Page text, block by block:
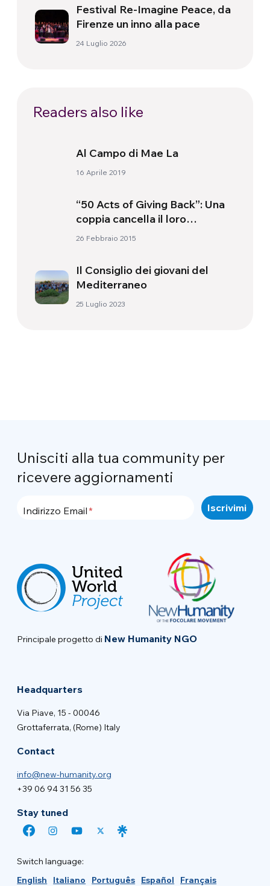
Festival Re-Imagine Peace, da
Firenze un inno alla pace
24 Luglio 2026
Readers also like
Al Campo di Mae La
16 Aprile 2019
“50 Acts of Giving Back”: Una
coppia cancella il loro
matrimonio tradizionale per
26 Febbraio 2015
Il Consiglio dei giovani del
Mediterraneo
25 Luglio 2023
Unisciti alla tua community per
ricevere aggiornamenti
Indirizzo Email
Principale progetto di New Humanity NGO
Headquarters
Via Piave, 15 - 00046
Grottaferrata, (Rome) Italy
Contact
info@new-humanity.org
+39 06 94 31 56 35
Stay tuned
Switch language:
English
Italiano Português Español Français